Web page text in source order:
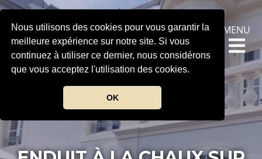
Nous utilisons des cookies pour vous garantir la
meilleure expérience sur notre site. Si vous
continuez à utiliser ce dernier, nous considérons
que vous acceptez l'utilisation des cookies.
OK
MENU